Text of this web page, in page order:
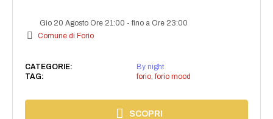
Gio 20 Agosto Ore 21:00 -fino a Ore 23:00
Comune di Forio
CATEGORIE:
By night
TAG:
forio, forio mood
SCOPRI